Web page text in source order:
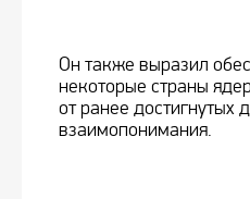
Он также выразил
некоторые страны
от ранее достигнутых
взаимопонимания.